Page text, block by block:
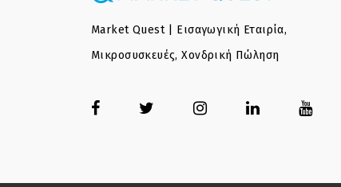
Market Quest | Εισαγωγική Εταιρία,
Μικροσυσκευές, Χονδρική Πώληση